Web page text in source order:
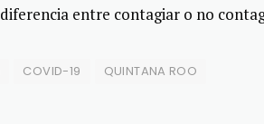
diferencia entre contagiar o no
COVID-19 QUINTANA ROO